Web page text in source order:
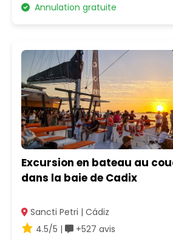
Annulation gratuite
Excursion en bateau au
dans la baie de Cadix
Sancti Petri | Cádiz
4.5/5 |
+527 avis